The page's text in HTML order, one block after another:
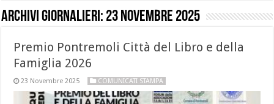
Archivi giornalieri: 23 Novembre 2025
Premio Pontremoli Città del Libro e della
Famiglia 2026
23 Novembre 2025 COMUNICATI STAMPA